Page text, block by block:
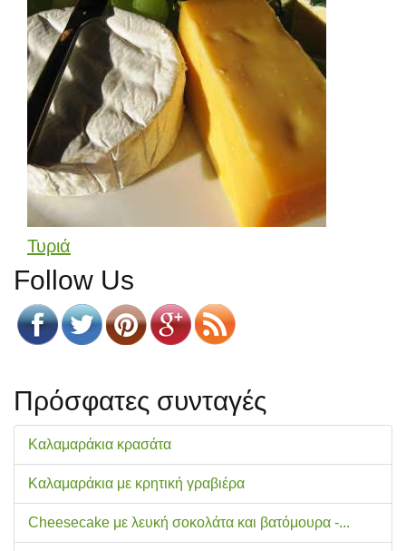
Τυριά
Follow Us
Πρόσφατες συνταγές
Καλαμαράκια κρασάτα
Καλαμαράκια με κρητική γραβιέρα
Cheesecake με λευκή σοκολάτα και βατόμουρα -...